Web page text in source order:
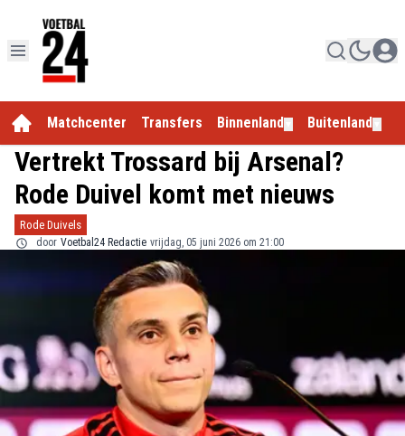
Matchcenter Transfers Binnenland Buitenland
Vertrekt Trossard bij Arsenal?
Rode Duivel komt met nieuws
Rode Duivels
door Voetbal24 Redactie vrijdag, 05 juni 2026 om 21:00